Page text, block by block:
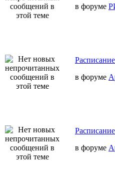
в форуме
в форуме
в форуме